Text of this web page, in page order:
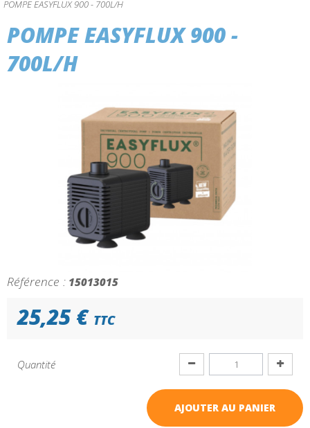
POMPE EASYFLUX 900 - 700L/H
POMPE EASYFLUX 900 -
700L/H
Référence : 15013015
25,25 € TTC
Quantité
AJOUTER AU PANIER